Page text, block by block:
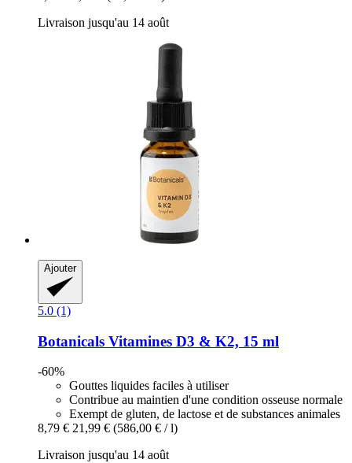
Livraison jusqu'au 14 août
Ajouter
5.0 (1)
Botanicals Vitamines D3 & K2, 15 ml
-60%
Gouttes liquides faciles à utiliser
Contribue au maintien d'une condition osseuse normale
Exempt de gluten, de lactose et de substances animales
8,79 € 21,99 € (586,00 € / l)
Livraison jusqu'au 14 août